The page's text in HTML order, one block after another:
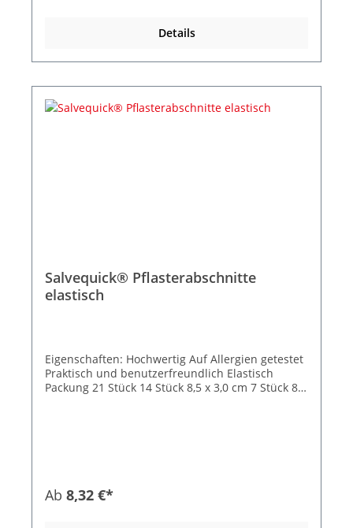
Details
Salvequick® Pflasterabschnitte
elastisch
Eigenschaften: Hochwertig Auf Allergien getestet
Praktisch und benutzerfreundlich Elastisch
Packung 21 Stück 14 Stück 8,5 x 3,0 cm 7 Stück 8,5
Ab 8,32 €*